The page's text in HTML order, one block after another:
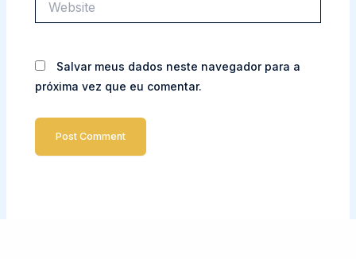
Salvar meus dados neste navegador para a
próxima vez que eu comentar.